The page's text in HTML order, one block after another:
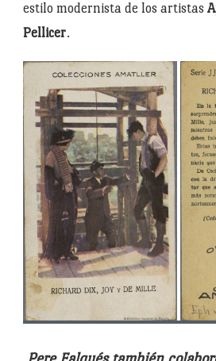
estilo modernista de los artistas
Pellicer.